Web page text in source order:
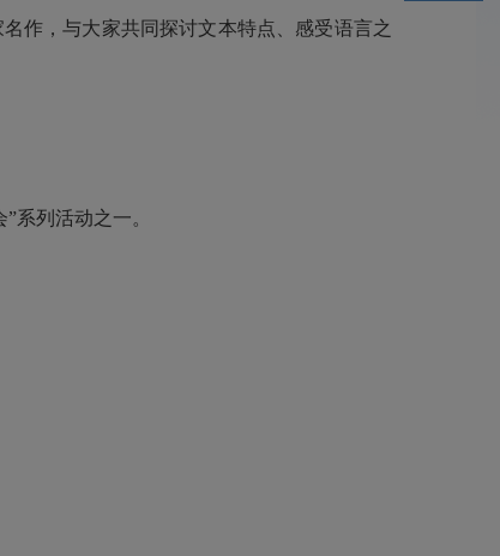
作，与大家共同探讨文本特点、感受语言之
”系列活动之一。